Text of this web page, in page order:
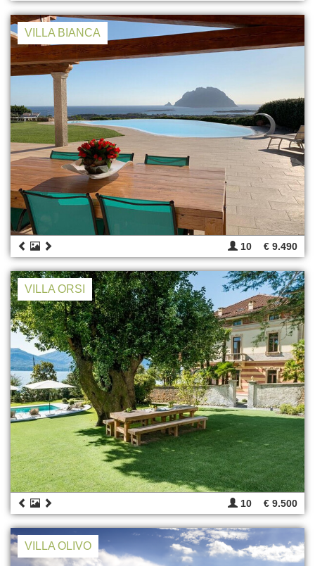
VILLA BIANCA
10 € 9.490
VILLA ORSI
10 € 9.500
VILLA OLIVO